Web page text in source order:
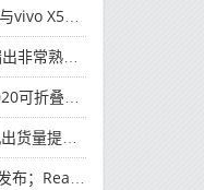
似的后部设计
悉的设计
叠无人机
高至3亿部
规格并导致泄漏